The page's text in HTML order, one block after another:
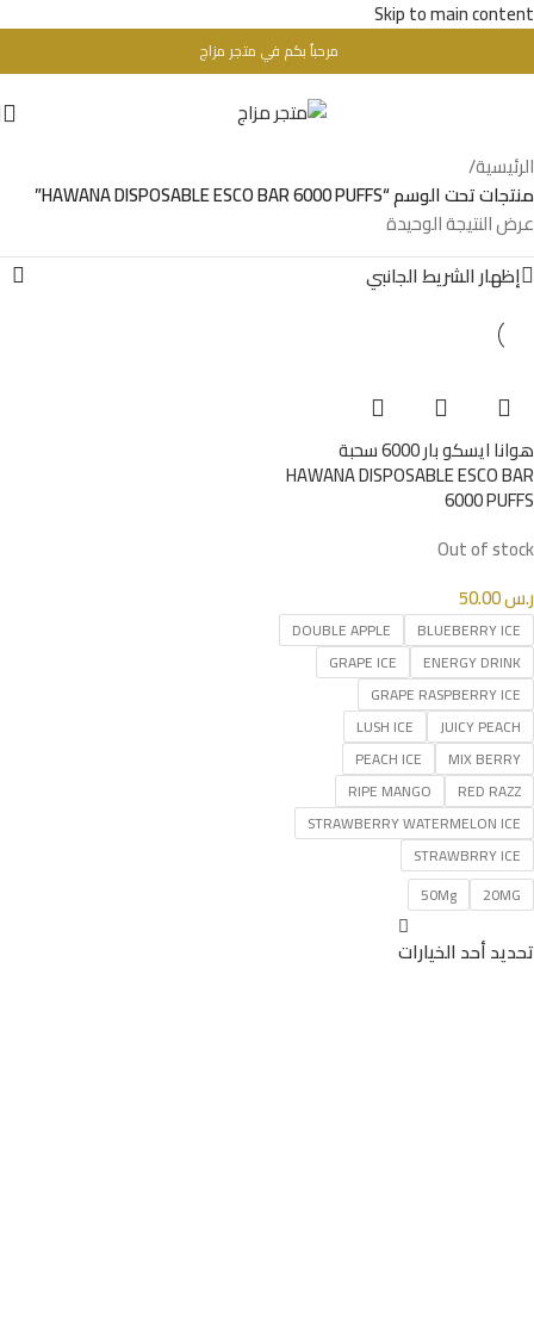
Skip to main content
تحذير : للبالغين فقط + 18 عام - WARINIG : Not For Sale For Minors
مرحباُ بكم في متجر مزاج
الرئيسية/
منتجات تحت الوسم “HAWANA DISPOSABLE ESCO BAR 6000 PUFFS”
عرض النتيجة الوحيدة
إظهار الشريط الجانبي
هوانا ايسكو بار 6000 سحبة
HAWANA DISPOSABLE ESCO BAR
6000 PUFFS
Out of stock
ر.س
BLUEBERRY ICE
DOUBLE APPLE
ENERGY DRINK
GRAPE ICE
GRAPE RASPBERRY ICE
JUICY PEACH
LUSH ICE
MIX BERRY
PEACH ICE
RED RAZZ
RIPE MANGO
STRAWBERRY WATERMELON ICE
STRAWBRRY ICE
20MG
50Mg
تحديد أحد الخيارات